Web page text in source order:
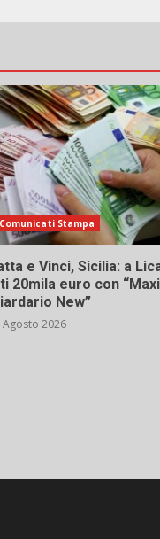
Comunicati Stampa
e Vinci, Sicilia: a
20mila euro con “Maxi
New”
Agosto 2026